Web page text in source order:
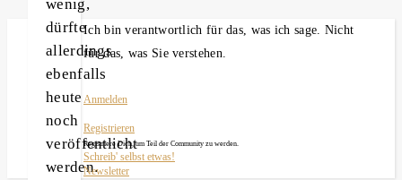
wenig,
dürfte
allerdings
ebenfalls
heute
noch
veröffentlicht
werden.
Ich bin verantwortlich für das, was ich sage. Nicht
für das, was Sie verstehen.
Anmelden
Registrieren
Registriere Dich, um Teil der Community zu werden.
Schreib' selbst etwas!
Newsletter